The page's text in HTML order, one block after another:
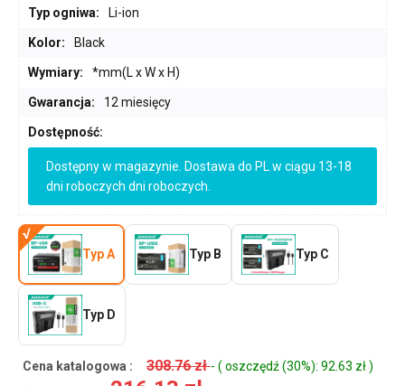
Typ ogniwa: Li-ion
Kolor: Black
Wymiary: *mm(L x W x H)
Gwarancja: 12 miesięcy
Dostępność:
Dostępny w magazynie. Dostawa do PL w ciągu 13-18
dni roboczych dni roboczych.
Typ A Typ B Typ C
Typ D
Cena katalogowa : 308.76 zł- ( oszczędź (30%): 92.63 zł )